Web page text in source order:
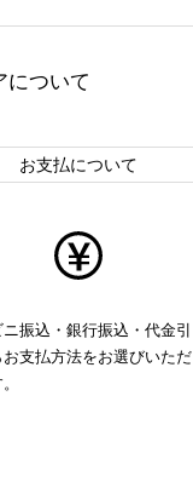
について
お支払について
ニ振込・銀行振込・代金引
支払方法をお選びいただ